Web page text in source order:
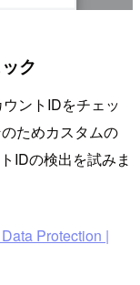
ク
ントIDをチェッ
ためカスタムの
IDの検出を試みま
Protection |